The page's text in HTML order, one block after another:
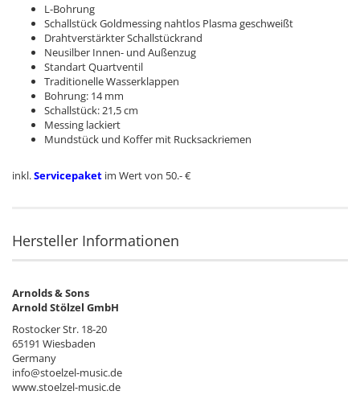
L-Bohrung
Schallstück Goldmessing nahtlos Plasma geschweißt
Drahtverstärkter Schallstückrand
Neusilber Innen- und Außenzug
Standart Quartventil
Traditionelle Wasserklappen
Bohrung: 14 mm
Schallstück: 21,5 cm
Messing lackiert
Mundstück und Koffer mit Rucksackriemen
inkl.Servicepaket im Wert von 50.- €
Hersteller Informationen
Arnolds & Sons
Arnold Stölzel GmbH
Rostocker Str. 18-20
65191 Wiesbaden
Germany
info@stoelzel-music.de
www.stoelzel-music.de